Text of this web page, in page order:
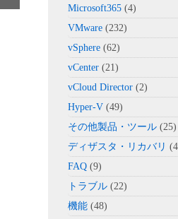
Microsoft365 (4)
VMware (232)
vSphere (62)
vCenter (21)
vCloud Director (2)
Hyper-V (49)
その他製品・ツール (25)
ディザスタ・リカバリ
FAQ (9)
トラブル (22)
機能 (48)